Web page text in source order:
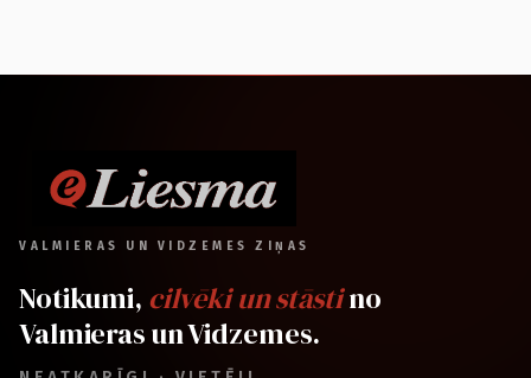
VALMIERAS UN VIDZEMES ZIŅAS
Notikumi, cilvēki un stāstino
Valmieras un Vidzemes.